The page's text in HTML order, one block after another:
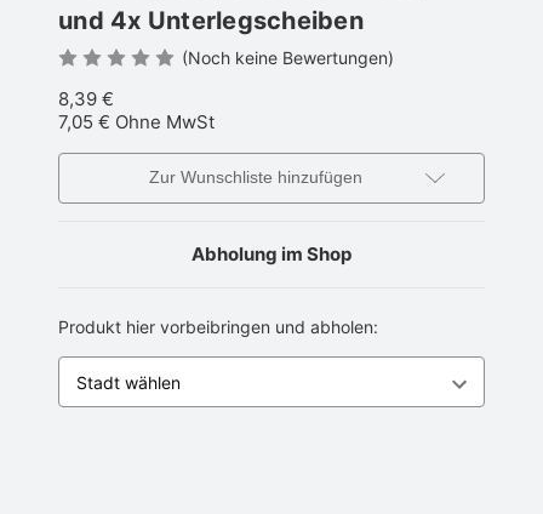
und 4x Unterlegscheiben
(Noch keine Bewertungen)
8,39 €
7,05 € Ohne MwSt
Zur Wunschliste hinzufügen
Abholung im Shop
Produkt hier vorbeibringen und abholen: